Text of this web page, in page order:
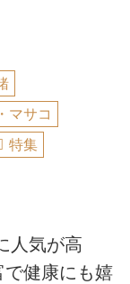
マサコ
特集
人気が高
で健康にも嬉